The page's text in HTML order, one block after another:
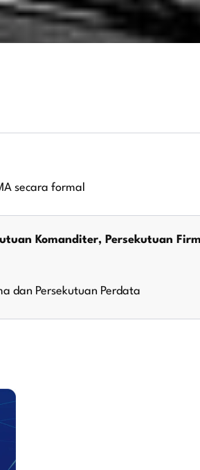
secara formal
Komanditer, Persekutuan
dan Persekutuan Perdata